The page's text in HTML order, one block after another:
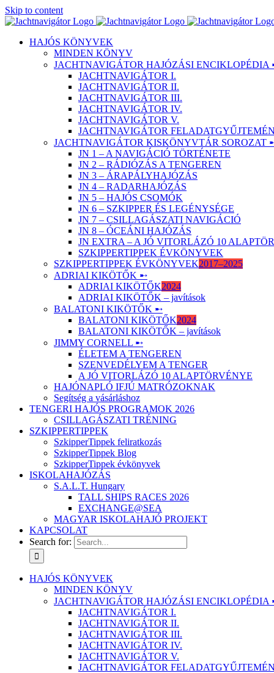
Skip to content
HAJÓS KÖNYVEK
MINDEN KÖNYV
JACHTNAVIGÁTOR HAJÓZÁSI ENCIKLOPÉDIA
JACHTNAVIGÁTOR I.
JACHTNAVIGÁTOR II.
JACHTNAVIGÁTOR III.
JACHTNAVIGÁTOR IV.
JACHTNAVIGÁTOR V.
JACHTNAVIGÁTOR
JACHTNAVIGÁTOR KISKÖNYVTÁR SOROZAT
JN 1 – A NAVIGÁCIÓ TÖRTÉNETE
JN 2 – RÁDIÓZÁS A TENGEREN
JN 3 – ÁRAPÁLYHAJÓZÁS
JN 4 – RADARHAJÓZÁS
JN 5 – HAJÓS CSOMÓK
JN 6 – SZKIPPER ÉS LEGÉNYSÉGE
JN 7 – CSILLAGÁSZATI NAVIGÁCIÓ
JN 8 – ÓCEÁNI HAJÓZÁS
JN EXTRA – A JÓ VITORLÁZÓ 10
SZKIPPERTIPPEK ÉVKÖNYVEK
SZKIPPERTIPPEK ÉVKÖNYVEK2017–2025
ADRIAI KIKÖTŐK ➸
ADRIAI KIKÖTŐK2024
ADRIAI KIKÖTŐK – javítások
BALATONI KIKÖTŐK ➸
BALATONI KIKÖTŐK2024
BALATONI KIKÖTŐK – javítások
JIMMY CORNELL ➸
ÉLETEM A TENGEREN
SZENVEDÉLYEM A TENGER
A JÓ VITORLÁZÓ 10 ALAPTÖRVÉNYE
HAJÓNAPLÓ IFJÚ MATRÓZOKNAK
Segítség a vásárláshoz
TENGERI HAJÓS PROGRAMOK 2026
CSILLAGÁSZATI TRÉNING
SZKIPPERTIPPEK
SzkipperTippek feliratkozás
SzkipperTippek Blog
SzkipperTippek évkönyvek
ISKOLAHAJÓZÁS
S.A.L.T. Hungary
TALL SHIPS RACES 2026
EXCHANGE@SEA
MAGYAR ISKOLAHAJÓ PROJEKT
KAPCSOLAT
Search for:
HAJÓS KÖNYVEK
MINDEN KÖNYV
JACHTNAVIGÁTOR HAJÓZÁSI ENCIKLOPÉDIA
JACHTNAVIGÁTOR I.
JACHTNAVIGÁTOR II.
JACHTNAVIGÁTOR III.
JACHTNAVIGÁTOR IV.
JACHTNAVIGÁTOR V.
JACHTNAVIGÁTOR